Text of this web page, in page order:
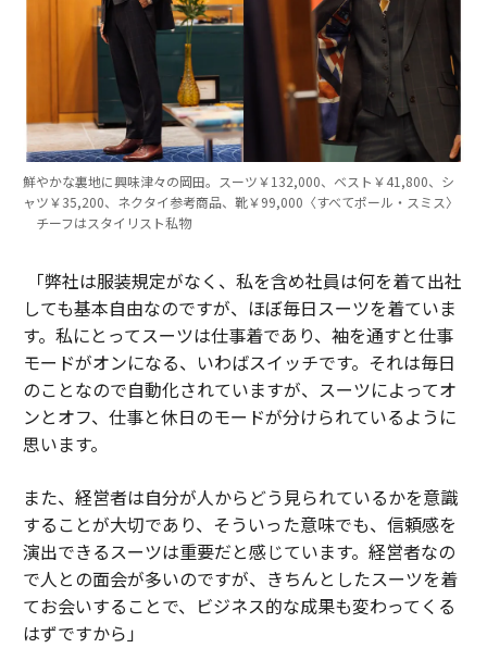
鮮やかな裏地に興味津々の岡田。スーツ￥132,000、ベスト￥41,800、シ
ャツ￥35,200、ネクタイ参考商品、靴￥99,000〈すべてポール・スミス〉
チーフはスタイリスト私物
「弊社は服装規定がなく、私を含め社員は何を着て出社
しても基本自由なのですが、ほぼ毎日スーツを着ていま
す。私にとってスーツは仕事着であり、袖を通すと仕事
モードがオンになる、いわばスイッチです。それは毎日
のことなので自動化されていますが、スーツによってオ
ンとオフ、仕事と休日のモードが分けられているように
思います。
また、経営者は自分が人からどう見られているかを意識
することが大切であり、そういった意味でも、信頼感を
演出できるスーツは重要だと感じています。経営者なの
で人との面会が多いのですが、きちんとしたスーツを着
てお会いすることで、ビジネス的な成果も変わってくる
はずですから」